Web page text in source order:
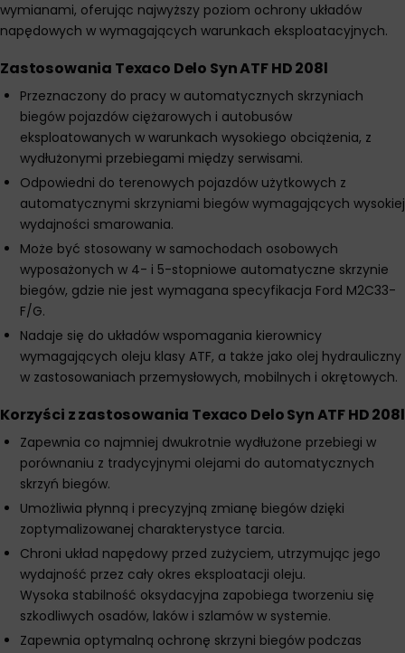
wymianami, oferując najwyższy poziom ochrony układów
napędowych w wymagających warunkach eksploatacyjnych.
Zastosowania Texaco Delo Syn ATF HD 208l
Przeznaczony do pracy w automatycznych skrzyniach
biegów pojazdów ciężarowych i autobusów
eksploatowanych w warunkach wysokiego obciążenia, z
wydłużonymi przebiegami między serwisami.
Odpowiedni do terenowych pojazdów użytkowych z
automatycznymi skrzyniami biegów wymagających wysokiej
wydajności smarowania.
Może być stosowany w samochodach osobowych
wyposażonych w 4- i 5-stopniowe automatyczne skrzynie
biegów, gdzie nie jest wymagana specyfikacja Ford M2C33-
F/G.
Nadaje się do układów wspomagania kierownicy
wymagających oleju klasy ATF, a także jako olej hydrauliczny
w zastosowaniach przemysłowych, mobilnych i okrętowych.
Korzyści z zastosowania Texaco Delo Syn ATF HD 208l
Zapewnia co najmniej dwukrotnie wydłużone przebiegi w
porównaniu z tradycyjnymi olejami do automatycznych
skrzyń biegów.
Umożliwia płynną i precyzyjną zmianę biegów dzięki
zoptymalizowanej charakterystyce tarcia.
Chroni układ napędowy przed zużyciem, utrzymując jego
wydajność przez cały okres eksploatacji oleju.
Wysoka stabilność oksydacyjna zapobiega tworzeniu się
szkodliwych osadów, laków i szlamów w systemie.
Zapewnia optymalną ochronę skrzyni biegów podczas